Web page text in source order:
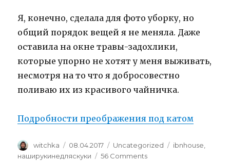
Я, конечно, сделала для фото уборку, но
общий порядок вещей я не меняла. Даже
оставила на окне травы-задохлики,
которые упорно не хотят у меня выживать,
несмотря на то что я добросовестно
поливаю их из красивого чайничка.
Подробности преображения под катом
Author
witchka
Posted
on
08.04.2017 Categories
Uncategorized Tags
ibnhouse
наширукинедляскуки
56 Commentson